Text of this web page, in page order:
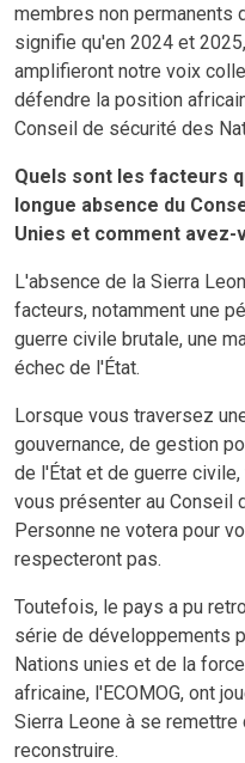
membres non permanents
signifie qu'en 2024 et
amplifieront notre voix
défendre la position
Conseil de sécurité des
Quels sont les facteurs
longue absence du
Unies et comment avez-
L'absence de la Sierra
facteurs, notamment une
guerre civile brutale, une
échec de l'État.
Lorsque vous traversez
gouvernance, de gestion
de l'État et de guerre
vous présenter au Conseil
Personne ne votera pour
respecteront pas.
Toutefois, le pays a pu
série de développements
Nations unies et de la
africaine, l'ECOMOG, ont
Sierra Leone à se
reconstruire.